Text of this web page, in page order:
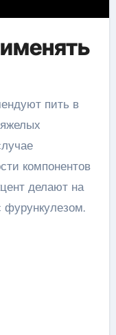
пить в
компонентов
делают на